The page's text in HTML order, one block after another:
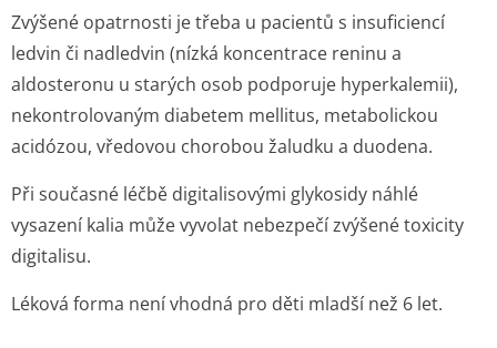
Zvýšené opatrnosti je třeba u pacientů s insuficiencí
ledvin či nadledvin (nízká koncentrace reninu a
aldosteronu u starých osob podporuje hyperkalemii),
nekontrolovaným diabetem mellitus, metabolickou
acidózou, vředovou chorobou žaludku a duodena.
Při současné léčbě digitalisovými glykosidy náhlé
vysazení kalia může vyvolat nebezpečí zvýšené toxicity
digitalisu.
Léková forma není vhodná pro děti mladší než 6 let.